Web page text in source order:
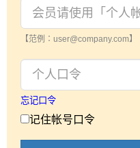
【范例：user@company.com】
忘记口令
记住帐号口令